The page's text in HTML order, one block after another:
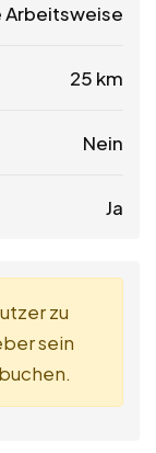
25 km
Nein
Ja
zu
sein